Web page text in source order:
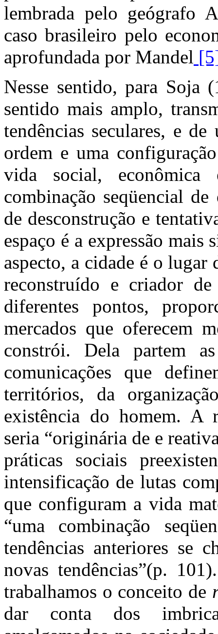
lembrada pelo geógrafo
caso brasileiro pelo
aprofundada por Mandel
Nesse sentido, para Soja
sentido mais amplo,
tendências seculares, e
ordem e uma
vida social,
combinação seqüencial
de desconstrução e
espaço é a expressão mais
aspecto, a cidade é o lugar
reconstruído e criador de
diferentes pontos,
mercados que oferecem
constrói. Dela partem
comunicações que
territórios, da
existência do homem. A
seria “originária de e
práticas sociais
intensificação de lutas
que configuram a vida
“uma combinação
tendências anteriores se
novas tendências”(p.
trabalhamos o conceito de
dar conta dos